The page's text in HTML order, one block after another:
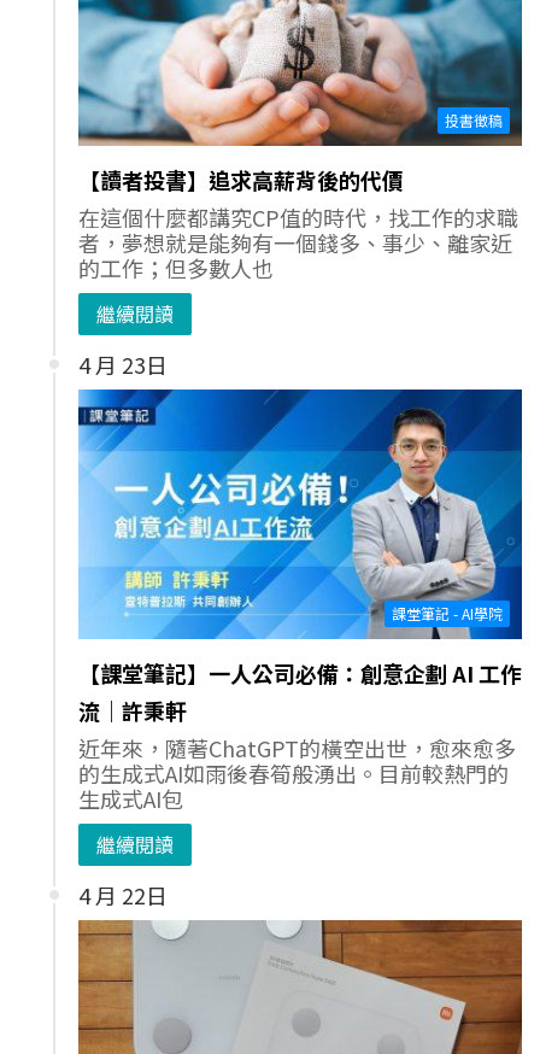
投書徵稿
【讀者投書】追求高薪背後的代價
在這個什麼都講究CP值的時代，找工作的求職
者，夢想就是能夠有一個錢多、事少、離家近
的工作；但多數人也
繼續閱讀
4 月 23日
課堂筆記 - AI學院
【課堂筆記】一人公司必備：創意企劃 AI 工作
流｜許秉軒
近年來，隨著ChatGPT的橫空出世，愈來愈多
的生成式AI如雨後春筍般湧出。目前較熱門的
生成式AI包
繼續閱讀
4 月 22日